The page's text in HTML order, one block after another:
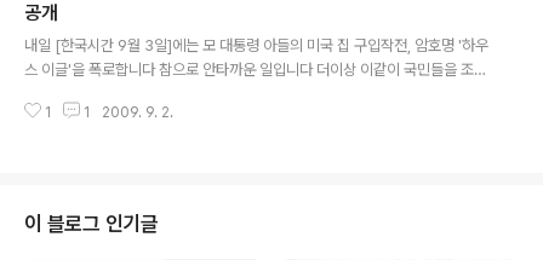
던게 이때가 아닌가 합니다 그런데 국내주택만 아니고 미
국주택경기활성화에도 신경을 많이 쓰셨더군요 자 본론으
로 들어가서 노태우는 노재헌, 노소영 1남1녀를 두게 되며
장남 노재헌은 신명수 동방유량 사장의 딸인 신정화를, 노
소영은 SK그룹회장인 최태원을 각각 배필로 맞이하게 됩
공개
내일 [한국시간 9월 3일]에는 모 대통령 아들의 미국 집 구입작전, 암호명 '하우
스 이글'을 폭로합니다 참으로 안타까운 일입니다 더이상 이같이 국민들을 조롱
1 1 2009. 9. 2.
이 블로그 인기글